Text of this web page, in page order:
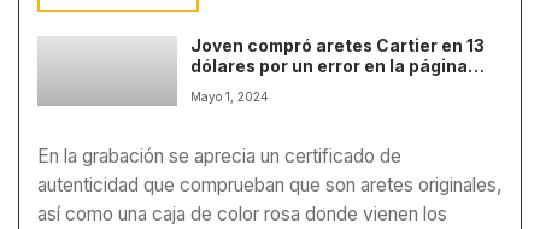
Joven compró aretes Cartier en 13
dólares por un error en la página
Mayo 1, 2024
En la grabación se aprecia un certificado de
autenticidad que comprueban que son aretes originales,
así como una caja de color rosa donde vienen los